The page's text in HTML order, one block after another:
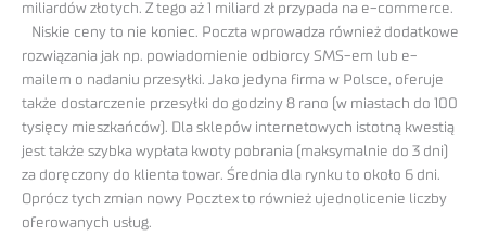
miliardów złotych. Z tego aż 1 miliard zł przypada na e-commerce.
Niskie ceny to nie koniec. Poczta wprowadza również dodatkowe
rozwiązania jak np. powiadomienie odbiorcy SMS-em lub e-
mailem o nadaniu przesyłki. Jako jedyna firma w Polsce, oferuje
także dostarczenie przesyłki do godziny 8 rano (w miastach do 100
tysięcy mieszkańców). Dla sklepów internetowych istotną kwestią
jest także szybka wypłata kwoty pobrania (maksymalnie do 3 dni)
za doręczony do klienta towar. Średnia dla rynku to około 6 dni.
Oprócz tych zmian nowy Pocztex to również ujednolicenie liczby
oferowanych usług.